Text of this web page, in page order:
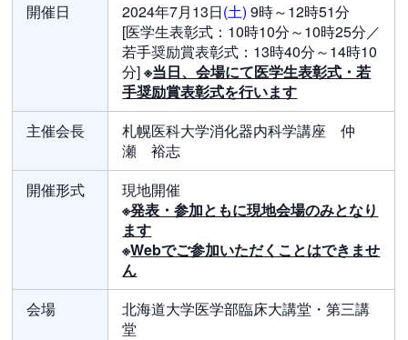
開催日 2024年7月13日(土) 9時～12時51分
[医学生表彰式：10時10分～10時25分／
若手奨励賞表彰式：13時40分～14時10
分]※当日、会場にて医学生表彰式・若
手奨励賞表彰式を行います
主催会長
札幌医科大学消化器内科学講座 仲
瀬 裕志
開催形式
現地開催
※発表・参加ともに現地会場のみとなり
ます
※Webでご参加いただくことはできませ
ん
会場
北海道大学医学部臨床大講堂・第三講
堂